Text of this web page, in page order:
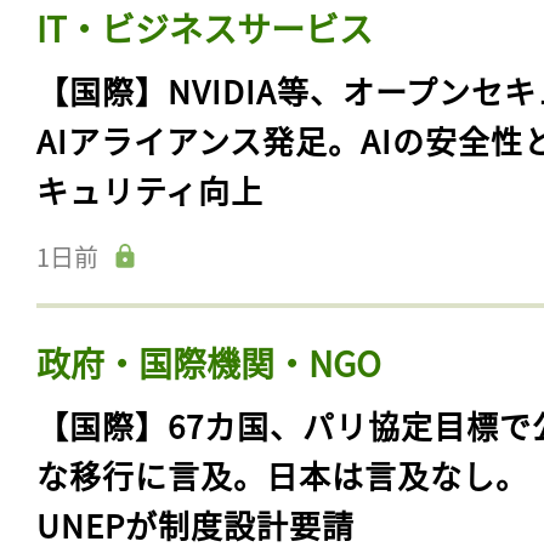
IT・ビジネスサービス
【国際】NVIDIA等、オープンセ
AIアライアンス発足。AIの安全性
キュリティ向上
1日前
政府・国際機関・NGO
【国際】67カ国、パリ協定目標で
な移行に言及。日本は言及なし。
UNEPが制度設計要請
ログイン
会員登録